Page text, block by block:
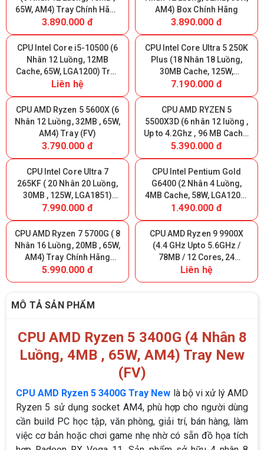
65W, AM4) Tray Chính Hãng
(MPK)
3.890.000 đ
AM4) Box Chính Hãng
3.890.000 đ
CPU Intel Core i5-10500 (6
Nhân 12 Luồng, 12MB
Cache, 65W, LGA1200) Tray
(FV)
Liên hệ
CPU Intel Core Ultra 5 250K
Plus (18 Nhân 18 Luồng,
30MB Cache, 125W,
LGA1851) Tray Chính Hãng
7.190.000 đ
CPU AMD Ryzen 5 5600X (6
Nhân 12 Luồng, 32MB , 65W,
AM4) Tray (FV)
3.790.000 đ
CPU AMD RYZEN 5
5500X3D (6 nhân 12 luồng ,
Up to 4.2Ghz , 96 MB Cache,
AM4) Tray New (FV)
5.390.000 đ
CPU Intel Core Ultra 7
265KF ( 20 Nhân 20 Luồng,
30MB , 125W, LGA1851)
Tray New (FV)
7.990.000 đ
CPU Intel Pentium Gold
G6400 (2 Nhân 4 Luồng,
4MB Cache, 58W, LGA1200)
Tray (FV)
1.490.000 đ
CPU AMD Ryzen 7 5700G ( 8
Nhân 16 Luồng, 20MB , 65W,
AM4) Tray Chính Hãng
(MPK)
5.990.000 đ
CPU AMD Ryzen 9 9900X
(4.4 GHz Upto 5.6GHz /
78MB / 12 Cores, 24
Threads / 120W / Socket
AM5) TRAY (FV)
Liên hệ
MÔ TẢ SẢN PHẨM
CPU AMD Ryzen 5 3400G (4 Nhân 8
Luồng, 4MB , 65W, AM4) Tray New
(FV)
CPU AMD Ryzen 5 3400G Tray New là bộ vi xử lý AMD
Ryzen 5 sử dụng socket AM4, phù hợp cho người dùng
cần build PC học tập, văn phòng, giải trí, bán hàng, làm
việc cơ bản hoặc chơi game nhẹ nhờ có sẵn đồ họa tích